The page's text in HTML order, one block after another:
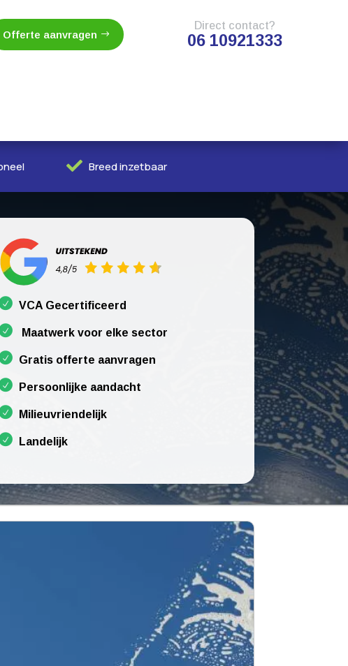
Offerte aanvragen
Direct contact?
06 10921333
 Breed inzetbaar
VCA Gecertificeerd
Maatwerk voor elke sector
Gratis offerte aanvragen
Persoonlijke aandacht
Milieuvriendelijk
Landelijk